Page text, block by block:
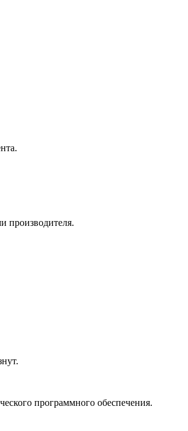
производителя.
программного обеспечения.